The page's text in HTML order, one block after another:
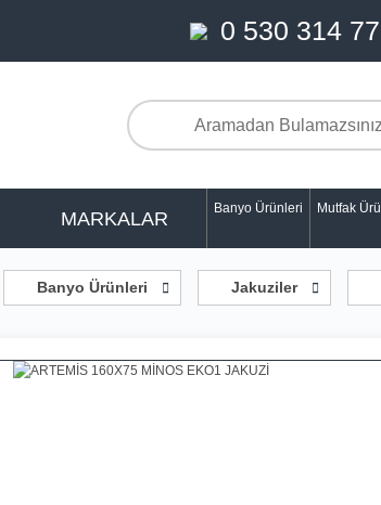
0 530 314
MARKALAR Banyo Ürünleri Mutfak
Banyo Ürünleri Jakuziler